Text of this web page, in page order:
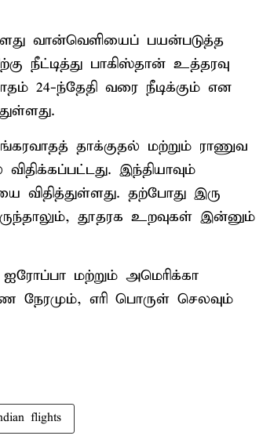
வான்வெளியைப் பயன்படுத்த
நீட்டித்து பாகிஸ்தான் உத்தரவு
24-ந்தேதி வரை நீடிக்கும் என
தாக்குதல் மற்றும் ராணுவ
இந்தியாவும்
தற்போது இரு
தூதரக உறவுகள் இன்னும்
மற்றும் அமெரிக்கா
நேரமும், எரி பொருள் செலவும்
flights